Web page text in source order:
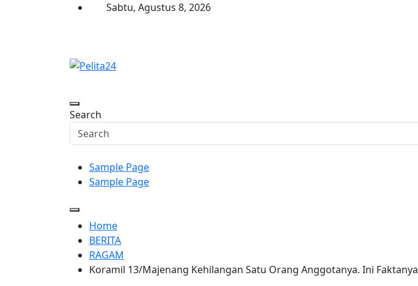
Sabtu, Agustus 8, 2026
Search
Sample Page
Sample Page
Home
BERITA
RAGAM
Koramil 13/Majenang Kehilangan Satu Orang Anggotanya. Ini Faktanya